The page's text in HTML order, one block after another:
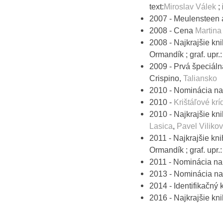
text:Miroslav Válek ;
2007 - Meulensteen
2008 - Cena
2008 - Najkrajšie
Ormandík ; graf.
2009 - Prvá
Crispino, Taliansko
2010 - Nominácia
2010 - Krištáľové
2010 - Najkrajšie
Lasica, Pavel
2011 - Najkrajšie
Ormandík ; graf.
2011 - Nominácia
2013 - Nominácia
2014 - Identifikačný
2016 - Najkrajšie